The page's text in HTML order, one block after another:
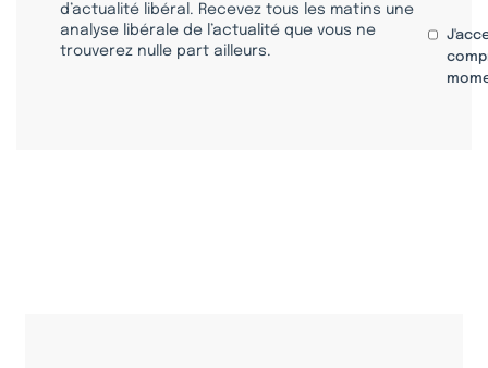
d’actualité libéral. Recevez tous les matins une
analyse libérale de l’actualité que vous ne
trouverez nulle part ailleurs.